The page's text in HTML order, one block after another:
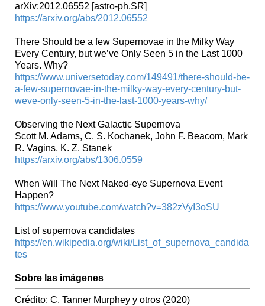
arXiv:2012.06552 [astro-ph.SR]
https://arxiv.org/abs/2012.06552
There Should be a few Supernovae in the Milky Way
Every Century, but we’ve Only Seen 5 in the Last 1000
Years. Why?
https://www.universetoday.com/149491/there-should-be-
a-few-supernovae-in-the-milky-way-every-century-but-
weve-only-seen-5-in-the-last-1000-years-why/
Observing the Next Galactic Supernova
Scott M. Adams, C. S. Kochanek, John F. Beacom, Mark
R. Vagins, K. Z. Stanek
https://arxiv.org/abs/1306.0559
When Will The Next Naked-eye Supernova Event
Happen?
https://www.youtube.com/watch?v=382zVyI3oSU
List of supernova candidates
https://en.wikipedia.org/wiki/List_of_supernova_candida
tes
Sobre las imágenes
Crédito: C. Tanner Murphey y otros (2020)